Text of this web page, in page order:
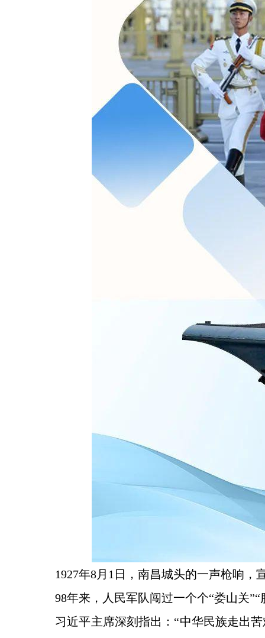
1927年8月1日，南昌城头的一声枪响
98年来，人民军队闯过一个个“娄山关
习近平主席深刻指出：“中华民族走出